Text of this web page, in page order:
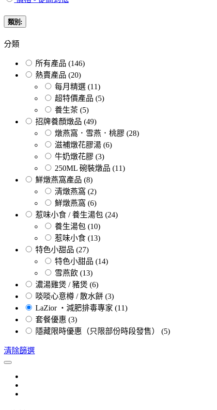
類別:
分類
所有產品 (146)
熱賣產品 (20)
每月精選 (11)
超特價產品 (5)
養生茶 (5)
招牌養顏燉品 (49)
燉燕窩．雪燕．桃膠 (28)
滋補燉花膠湯 (6)
牛奶燉花膠 (3)
250ML 碗裝燉品 (11)
鮮燉燕窩產品 (8)
清燉燕窩 (2)
鮮燉燕窩 (6)
惹味小食 / 養生湯包 (24)
養生湯包 (10)
惹味小食 (13)
特色小甜品 (27)
特色小甜品 (14)
雪燕飲 (13)
濃湯雞煲 / 豬煲 (6)
啖啖心意樽 / 散水餅 (3)
LaZior ・減肥排毒專家 (11)
套餐優惠 (3)
隱藏限時優惠（只限部份時段發售）
(5)
清除篩選